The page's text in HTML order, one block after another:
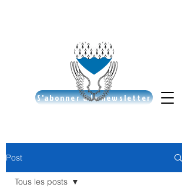
S'abonner à la newsletter
Post
Tous les posts